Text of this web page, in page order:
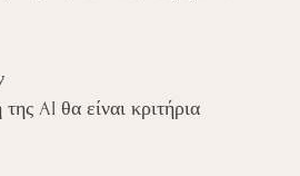
AI θα είναι κριτήρια